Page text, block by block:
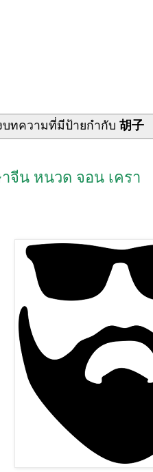
บทความที่มีป้ายกำกับ胡子
จีน หนวด จอน เครา